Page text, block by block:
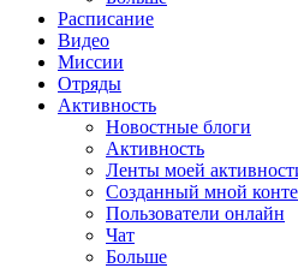
Расписание
Видео
Миссии
Отряды
Активность
Новостные блоги
Активность
Ленты моей
Созданный мной
Пользователи онлайн
Чат
Больше